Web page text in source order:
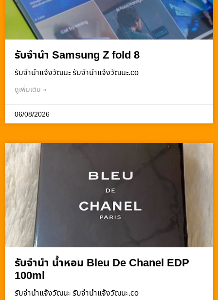
รับจำนำ Samsung Z fold 8
รับจํานําแจ้งวัฒนะ รับจํานําแจ้งวัฒนะ.co
ดูเพิ่มเติม »
06/08/2026
รับจำนำ น้ำหอม Bleu De Chanel EDP
100ml
รับจํานําแจ้งวัฒนะ รับจํานําแจ้งวัฒนะ.co